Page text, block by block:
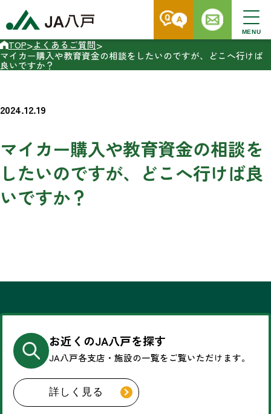
MENU
TOP>よくあるご質問>
マイカー購入や教育資金の相談をしたいのですが、どこへ行けば
良いですか？
2024.12.19
マイカー購入や教育資金の相談を
したいのですが、どこへ行けば良
いですか？
お近くのJA八戸を探す
JA八戸各支店・施設の一覧をご覧いただけます。
詳しく見る